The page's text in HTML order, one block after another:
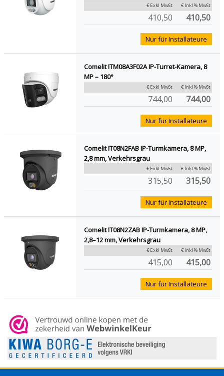
€ Exkl MwSt € Inkl % MwSt
410,50 410,50
Nur für Installateure
Comelit ITM08A3F02A IP-Turret-Kamera, 8
MP – 180°
€ Exkl MwSt € Inkl % MwSt
744,00 744,00
Nur für Installateure
Comelit IT08N2FAB IP-Turmkamera, 8 MP,
2,8 mm, Verkehrsgrau
€ Exkl MwSt € Inkl % MwSt
315,50 315,50
Nur für Installateure
Comelit IT08N2ZAB IP-Turmkamera, 8 MP,
2,8–12 mm, Verkehrsgrau
€ Exkl MwSt € Inkl % MwSt
415,00 415,00
Nur für Installateure